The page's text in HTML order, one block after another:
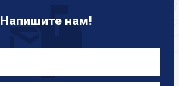
Напишите нам!